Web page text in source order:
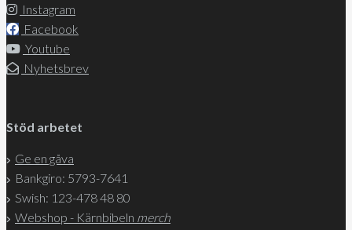
Instagram
Facebook
Youtube
Nyhetsbrev
Stöd arbetet
Ge en gåva
Bankgiro: 5793-7641
Swish: 123-478 48 80
Webshop - Kärnbibeln merch